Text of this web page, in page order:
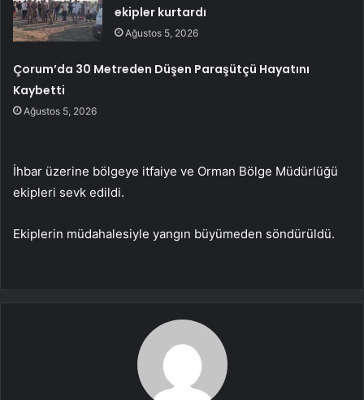
ekipler kurtardı
Ağustos 5, 2026
Çorum’da 30 Metreden Düşen Paraşütçü Hayatını
Kaybetti
Ağustos 5, 2026
İhbar üzerine bölgeye itfaiye ve Orman Bölge Müdürlüğü
ekipleri sevk edildi.
Ekiplerin müdahalesiyle yangın büyümeden söndürüldü.